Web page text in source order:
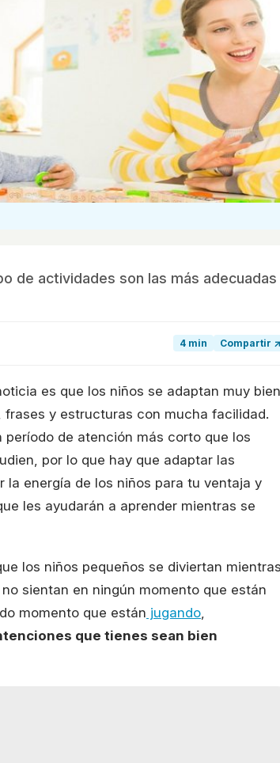
de actividades son las más adecuadas
4 min Compartir ↗
es que los niños se adaptan muy bien
y estructuras con mucha facilidad.
período de atención más corto que los
por lo que hay que adaptar las
la energía de los niños para tu ventaja y
les ayudarán a aprender mientras se
los niños pequeños se diviertan
sientan en ningún momento que están
momento que están jugando
que tienes sean bien